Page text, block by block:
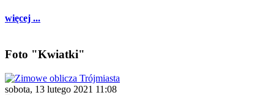
więcej ...
Foto "Kwiatki"
sobota, 13 lutego 2021 11:08